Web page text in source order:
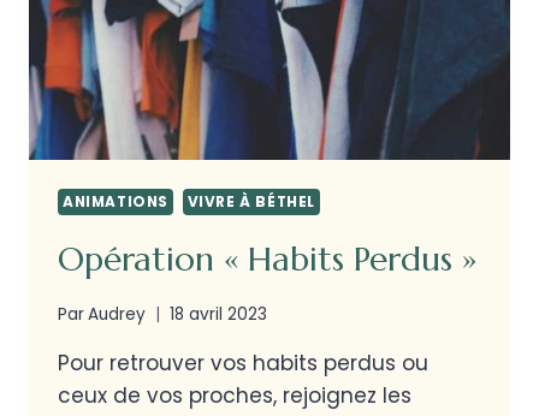
ANIMATIONS VIVRE À BÉTHEL
Opération « Habits Perdus »
ParAudrey 18 avril 2023
Pour retrouver vos habits perdus ou
ceux de vos proches, rejoignez les